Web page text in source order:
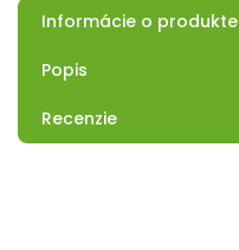
Informácie o produkte
Popis
Recenzie